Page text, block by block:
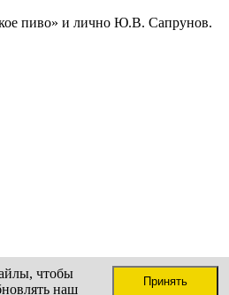
пиво» и лично Ю.В. Сапрунов.
старше 18 лет
Принять
чтобы
наш